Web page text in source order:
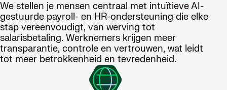
We stellen je mensen centraal met intuïtieve AI-
gestuurde payroll- en HR-ondersteuning die elke
stap vereenvoudigt, van werving tot
salarisbetaling. Werknemers krijgen meer
transparantie, controle en vertrouwen, wat leidt
tot meer betrokkenheid en tevredenheid.